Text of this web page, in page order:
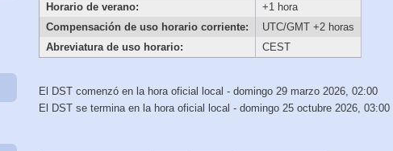
Horario de verano:
+1 hora
Compensación de uso horario corriente:
UTC/GMT +2 horas
Abreviatura de uso horario:
CEST
El DST comenzó en la hora oficial local - domingo 29 marzo 2026, 02:00
El DST se termina en la hora oficial local - domingo 25 octubre 2026, 03:00